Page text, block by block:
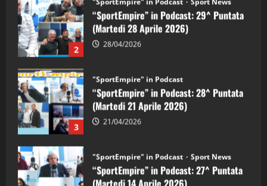
3
"SportEmpire" in Podcast
“SportEmpire” in Podcast: 28^ Puntata
(Martedi 21 Aprile 2026)
21/04/2026
4
"SportEmpire" in Podcast
“SportEmpire” in Podcast: 27^ Puntata
(Martedi 14 Aprile 2026)
15/04/2026
"SportEmpire" in Podcast
“SportEmpire” in Podcast: 26^ Puntata